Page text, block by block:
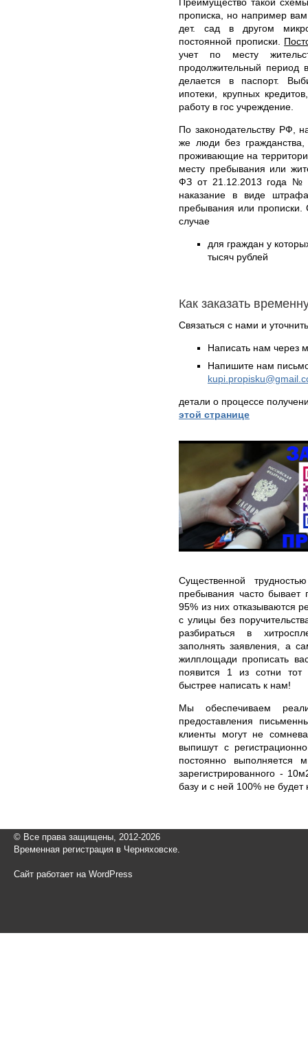
прописка, но например
дет. сад в другом
постоянной прописки.
учет по месту
продолжительный
делается в паспорт.
ипотеки, крупных
работу в гос учреждение.
По законодательству РФ,
же люди без
проживающие на
месту пребывания или
ФЗ от 21.12.2013 года №
наказание в виде
пребывания или
случае
для граждан у
тысяч рублей
Как заказать
Связаться с нами и
Написать нам через
Напишите нам
детали о процессе
этой странице
Существенной
пребывания часто бывает
95% из них отказываются
с улицы без
разбираться в
заполнять заявления, а
жилплощади прописать
появится 1 из сотни тот
быстрее написать к нам!
Мы обеспечиваем
предоставления
клиенты могут не
выпишут с
постоянно выполняется
зарегистрированного -
базу и с ней 100% не будет
© Все права защищены, 2012-2026
Временная регистрация в Черняховске.
Сайт работает на WordPress